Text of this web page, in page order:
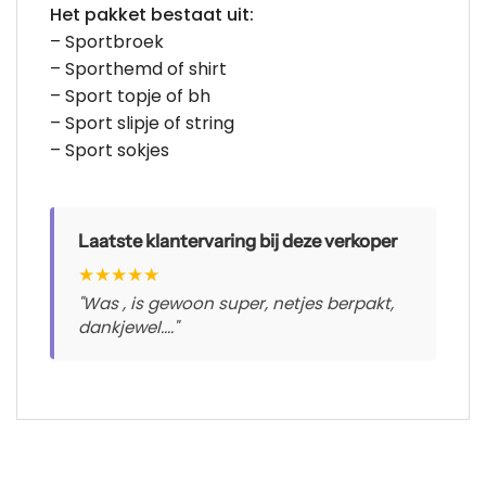
Het pakket bestaat uit:
– Sportbroek
– Sporthemd of shirt
– Sport topje of bh
– Sport slipje of string
– Sport sokjes
Laatste klantervaring bij deze verkoper
★★★★★
"Was , is gewoon super, netjes berpakt,
dankjewel...."